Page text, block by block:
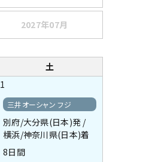
2027年07月
土
1
三井オーシャン フジ
別府/大分県(日本)発 /
横浜/神奈川県(日本)着
8日間